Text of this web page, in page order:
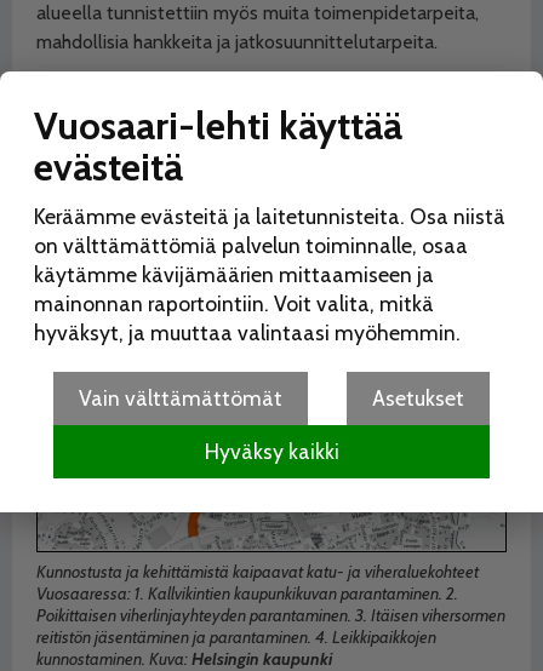
alueella tunnistettiin myös muita toimenpidetarpeita,
mahdollisia hankkeita ja jatkosuunnittelutarpeita.
Kunnostusta ja kehittämistä kaipaavat katu- ja viheraluekohteet
Vuosaaressa: 1. Kallvikintien kaupunkikuvan parantaminen. 2.
Poikittaisen viherlinjayhteyden parantaminen. 3. Itäisen vihersormen
reitistön jäsentäminen ja parantaminen. 4. Leikkipaikkojen
kunnostaminen. Kuva:Helsingin kaupunki
Vuosaari-lehti käyttää
evästeitä
Keräämme evästeitä ja laitetunnisteita. Osa niistä
on välttämättömiä palvelun toiminnalle, osaa
käytämme kävijämäärien mittaamiseen ja
mainonnan raportointiin. Voit valita, mitkä
hyväksyt, ja muuttaa valintaasi myöhemmin.
Vain välttämättömät Asetukset
Hyväksy kaikki